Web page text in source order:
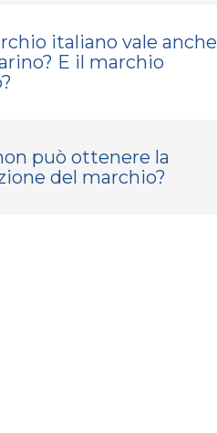
italiano vale anche
E il marchio
può ottenere la
del marchio?